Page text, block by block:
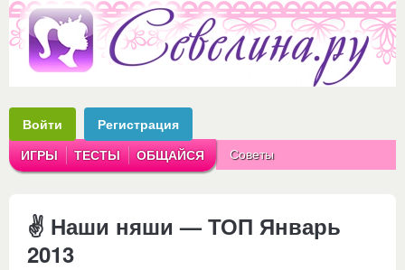
Войти Регистрация
ИГРЫ ТЕСТЫ ОБЩАЙСЯ Советы
✌ Наши няши — ТОП Январь
2013